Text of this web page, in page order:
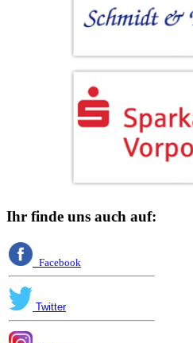
Ihr finde uns auch auf:
Facebook
Twitter